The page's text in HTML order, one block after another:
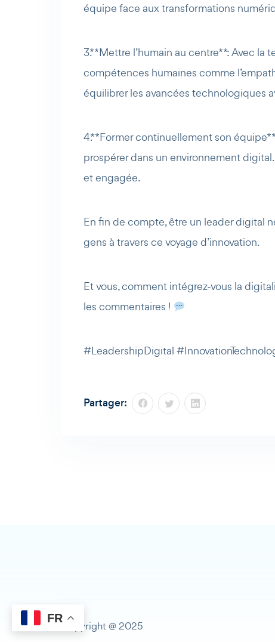
équipe face aux transformations
3. **Mettre l’humain au centre** : Avec
compétences humaines comme
équilibrer les avancées technologiques
4. **Former continuellement son
prospérer dans un environnement
et engagée.
En fin de compte, être un leader digital
gens à travers ce voyage d’innovation.
Et vous, comment intégrez-vous la
les commentaires !
#LeadershipDigital
Partager:
Copyright @ 2025
FR